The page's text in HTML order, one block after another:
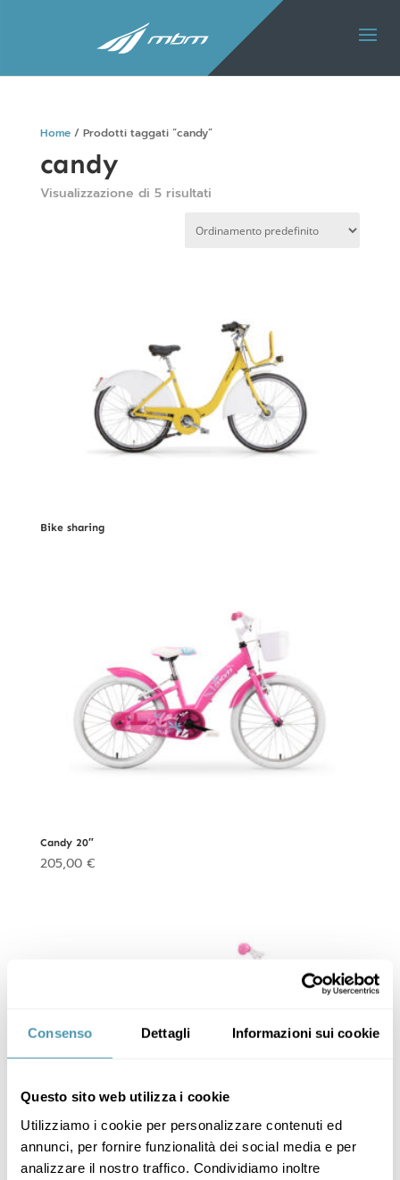
Consenso Dettagli Informazioni sui cookie
Questo sito web utilizza i cookie
Utilizziamo i cookie per personalizzare contenuti ed
annunci, per fornire funzionalità dei social media e per
analizzare il nostro traffico. Condividiamo inoltre
Home/ Prodotti taggati “candy”
candy
Visualizzazione di 5 risultati
Bike sharing
Candy 20″
205,00 €